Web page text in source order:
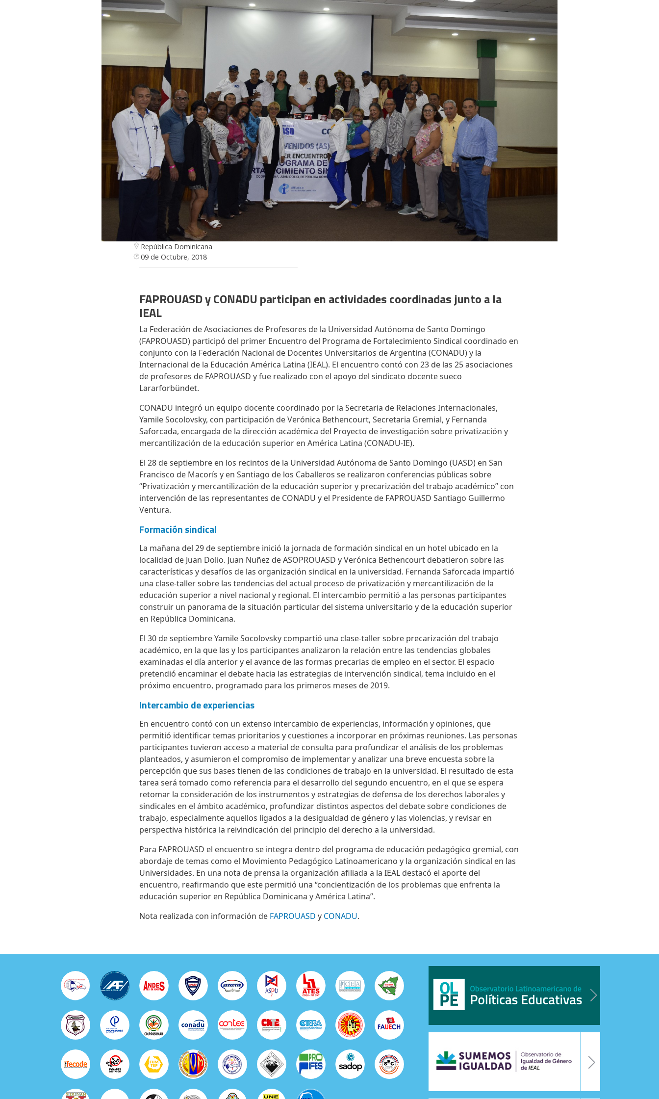
República Dominicana
09 de Octubre, 2018
FAPROUASD y CONADU participan en actividades coordinadas junto a la
IEAL
La Federación de Asociaciones de Profesores de la Universidad Autónoma de Santo Domingo
(FAPROUASD) participó del primer Encuentro del Programa de Fortalecimiento Sindical coordinado en
conjunto con la Federación Nacional de Docentes Universitarios de Argentina (CONADU) y la
Internacional de la Educación América Latina (IEAL). El encuentro contó con 23 de las 25 asociaciones
de profesores de FAPROUASD y fue realizado con el apoyo del sindicato docente sueco
Lararforbündet.
CONADU integró un equipo docente coordinado por la Secretaria de Relaciones Internacionales,
Yamile Socolovsky, con participación de Verónica Bethencourt, Secretaria Gremial, y Fernanda
Saforcada, encargada de la dirección académica del Proyecto de investigación sobre privatización y
mercantilización de la educación superior en América Latina (CONADU-IE).
El 28 de septiembre en los recintos de la Universidad Autónoma de Santo Domingo (UASD) en San
Francisco de Macorís y en Santiago de los Caballeros se realizaron conferencias públicas sobre
“Privatización y mercantilización de la educación superior y precarización del trabajo académico” con
intervención de las representantes de CONADU y el Presidente de FAPROUASD Santiago Guillermo
Ventura.
Formación sindical
La mañana del 29 de septiembre inició la jornada de formación sindical en un hotel ubicado en la
localidad de Juan Dolio. Juan Nuñez de ASOPROUASD y Verónica Bethencourt debatieron sobre las
características y desafíos de las organización sindical en la universidad. Fernanda Saforcada impartió
una clase-taller sobre las tendencias del actual proceso de privatización y mercantilización de la
educación superior a nivel nacional y regional. El intercambio permitió a las personas participantes
construir un panorama de la situación particular del sistema universitario y de la educación superior
en República Dominicana.
El 30 de septiembre Yamile Socolovsky compartió una clase-taller sobre precarización del trabajo
académico, en la que las y los participantes analizaron la relación entre las tendencias globales
examinadas el día anterior y el avance de las formas precarias de empleo en el sector. El espacio
pretendió encaminar el debate hacia las estrategias de intervención sindical, tema incluido en el
próximo encuentro, programado para los primeros meses de 2019.
Intercambio de experiencias
En encuentro contó con un extenso intercambio de experiencias, información y opiniones, que
permitió identificar temas prioritarios y cuestiones a incorporar en próximas reuniones. Las personas
participantes tuvieron acceso a material de consulta para profundizar el análisis de los problemas
planteados, y asumieron el compromiso de implementar y analizar una breve encuesta sobre la
percepción que sus bases tienen de las condiciones de trabajo en la universidad. El resultado de esta
tarea será tomado como referencia para el desarrollo del segundo encuentro, en el que se espera
retomar la consideración de los instrumentos y estrategias de defensa de los derechos laborales y
sindicales en el ámbito académico, profundizar distintos aspectos del debate sobre condiciones de
trabajo, especialmente aquellos ligados a la desigualdad de género y las violencias, y revisar en
perspectiva histórica la reivindicación del principio del derecho a la universidad.
Para FAPROUASD el encuentro se integra dentro del programa de educación pedagógico gremial, con
abordaje de temas como el Movimiento Pedagógico Latinoamericano y la organización sindical en las
Universidades. En una nota de prensa la organización afiliada a la IEAL destacó el aporte del
encuentro, reafirmando que este permitió una “concientización de los problemas que enfrenta la
educación superior en República Dominicana y América Latina”.
Nota realizada con información de FAPROUASD y CONADU.